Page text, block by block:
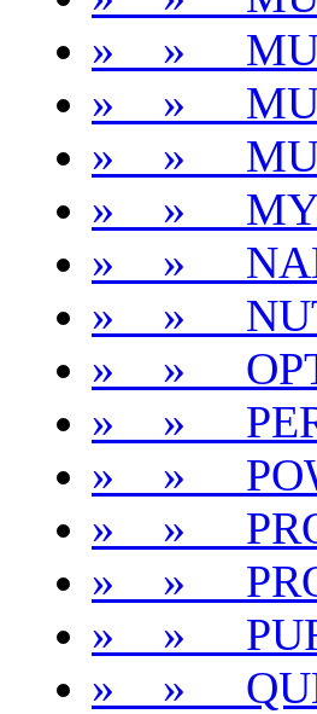
» »
» »
» »
» »
» »
» »
» »
» »
» »
» »
» »
» »
» »